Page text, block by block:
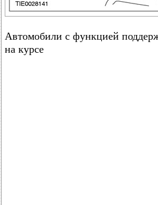
Автомобили с функцией
на курсе